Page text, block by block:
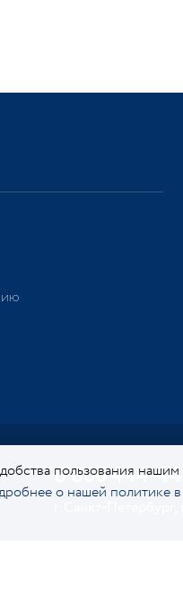
8 800 444-44-
г. Санкт-
пользования нашим
о нашей политике в